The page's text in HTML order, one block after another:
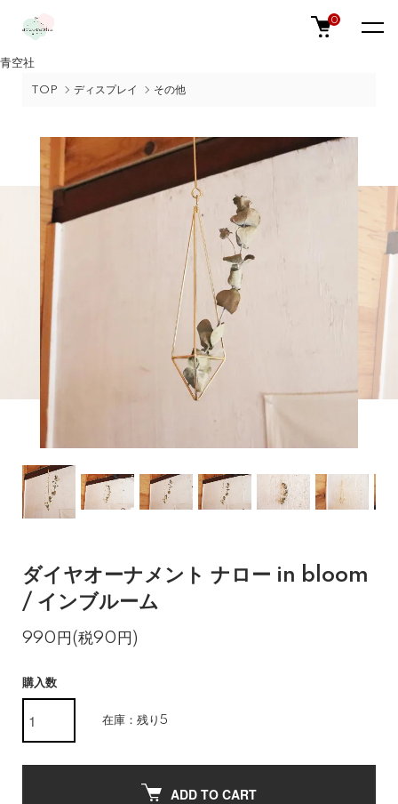
青空社
0
TOP ディスプレイ その他
ダイヤオーナメント ナロー in bloom
/ インブルーム
990円(税90円)
購入数
在庫：残り5
ADD TO CART